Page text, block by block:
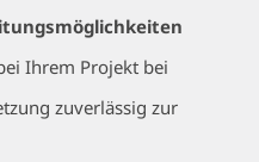
Ihrem Projekt bei
zuverlässig zur